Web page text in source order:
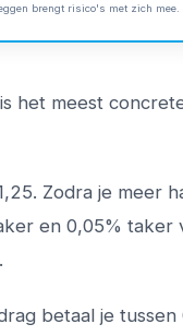
brengt risico's met zich mee.
het meest
Zodra je meer
en 0,05% taker
betaal je tussen